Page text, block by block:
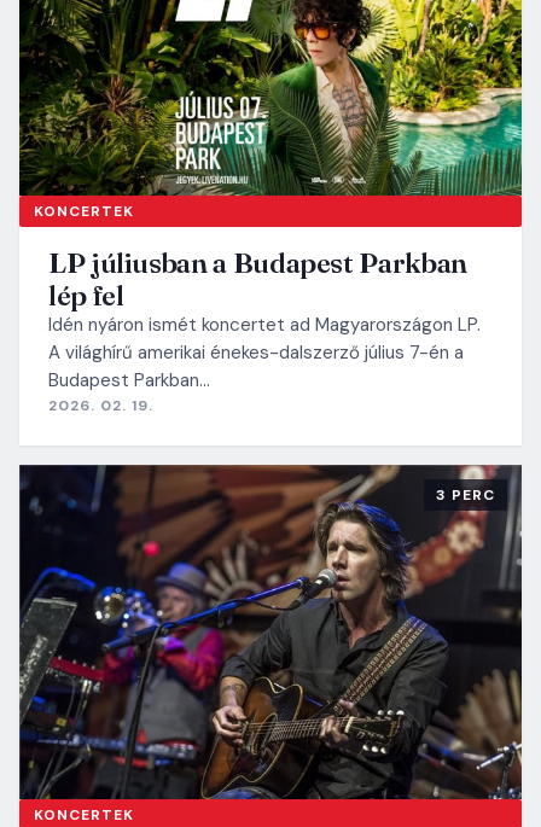
KONCERTEK
LP júliusban a Budapest Parkban
lép fel
Idén nyáron ismét koncertet ad Magyarországon LP.
A világhírű amerikai énekes-dalszerző július 7-én a
Budapest Parkban…
2026. 02. 19.
KONCERTEK
3 PERC